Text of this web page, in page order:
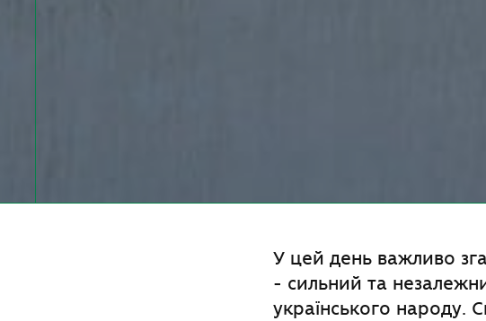
У цей день важливо
- сильний та
українського народу.